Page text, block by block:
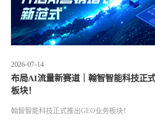
2026-07-14
布局AI流量新赛道｜翰智智能科技正
板块！
翰智智能科技正式推出GEO业务板块！